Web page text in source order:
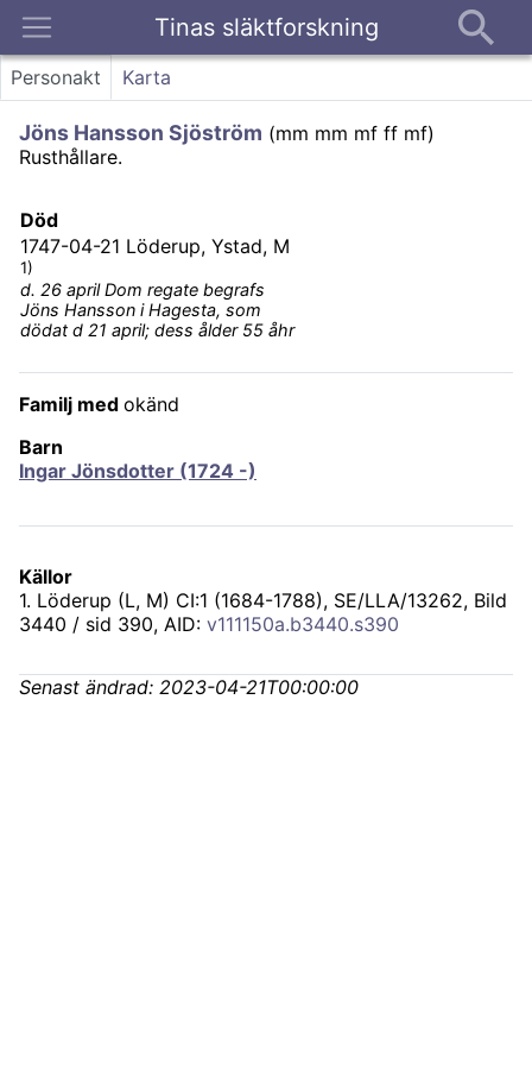
Tinas släktforskning
Kontakt
Personakt Karta
Jöns Hansson Sjöström (mm mm mf ff mf)
Rusthållare.
Död
1747-04-21 Löderup, Ystad, M
1)
d. 26 april Dom regate begrafs
Jöns Hansson i Hagesta, som
dödat d 21 april; dess ålder 55 åhr
Familj med okänd
Barn
Ingar Jönsdotter (1724 -)
Källor
1. Löderup (L, M) CI:1 (1684-1788), SE/LLA/13262, Bild
3440 / sid 390, AID: v111150a.b3440.s390
Senast ändrad: 2023-04-21T00:00:00